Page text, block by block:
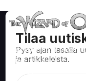
Tilaa
Pysy ajan tasalla
ja artikkeleista.
Matemaattisesti
kuten blackjack, craps,
peleihin.